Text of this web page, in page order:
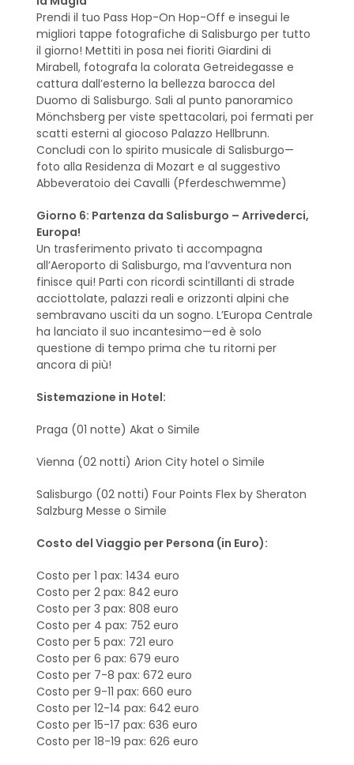
Prendi il tuo Pass Hop-On Hop-Off e insegui le
migliori tappe fotografiche di Salisburgo per tutto
il giorno! Mettiti in posa nei fioriti Giardini di
Mirabell, fotografa la colorata Getreidegasse e
cattura dall’esterno la bellezza barocca del
Duomo di Salisburgo. Sali al punto panoramico
Mönchsberg per viste spettacolari, poi fermati per
scatti esterni al giocoso Palazzo Hellbrunn.
Concludi con lo spirito musicale di Salisburgo—
foto alla Residenza di Mozart e al suggestivo
Abbeveratoio dei Cavalli (Pferdeschwemme)
Giorno 6: Partenza da Salisburgo – Arrivederci,
Europa!
Un trasferimento privato ti accompagna
all’Aeroporto di Salisburgo, ma l’avventura non
finisce qui! Parti con ricordi scintillanti di strade
acciottolate, palazzi reali e orizzonti alpini che
sembravano usciti da un sogno. L’Europa Centrale
ha lanciato il suo incantesimo—ed è solo
questione di tempo prima che tu ritorni per
ancora di più!
Sistemazione in Hotel:
Praga (01 notte) Akat o Simile
Vienna (02 notti) Arion City hotel o Simile
Salisburgo (02 notti) Four Points Flex by Sheraton
Salzburg Messe o Simile
Costo del Viaggio per Persona (in Euro):
Costo per 1 pax: 1434 euro
Costo per 2 pax: 842 euro
Costo per 3 pax: 808 euro
Costo per 4 pax: 752 euro
Costo per 5 pax: 721 euro
Costo per 6 pax: 679 euro
Costo per 7-8 pax: 672 euro
Costo per 9-11 pax: 660 euro
Costo per 12-14 pax: 642 euro
Costo per 15-17 pax: 636 euro
Costo per 18-19 pax: 626 euro